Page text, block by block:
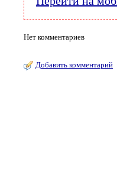
Нет комментариев
Добавить комментарий